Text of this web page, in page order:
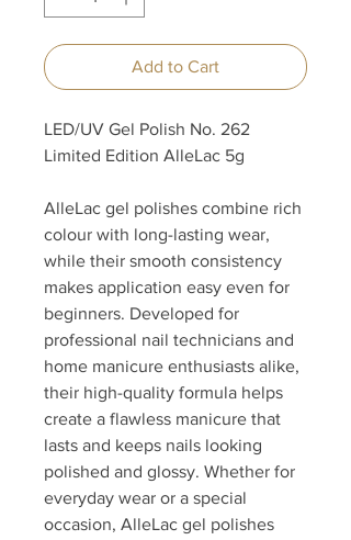
Add to Cart
LED/UV Gel Polish No. 262
Limited Edition AlleLac 5g
AlleLac gel polishes combine rich
colour with long-lasting wear,
while their smooth consistency
makes application easy even for
beginners. Developed for
professional nail technicians and
home manicure enthusiasts alike,
their high-quality formula helps
create a flawless manicure that
lasts and keeps nails looking
polished and glossy. Whether for
everyday wear or a special
occasion, AlleLac gel polishes